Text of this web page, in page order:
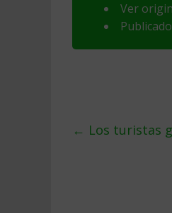
Ver
← Los turistas